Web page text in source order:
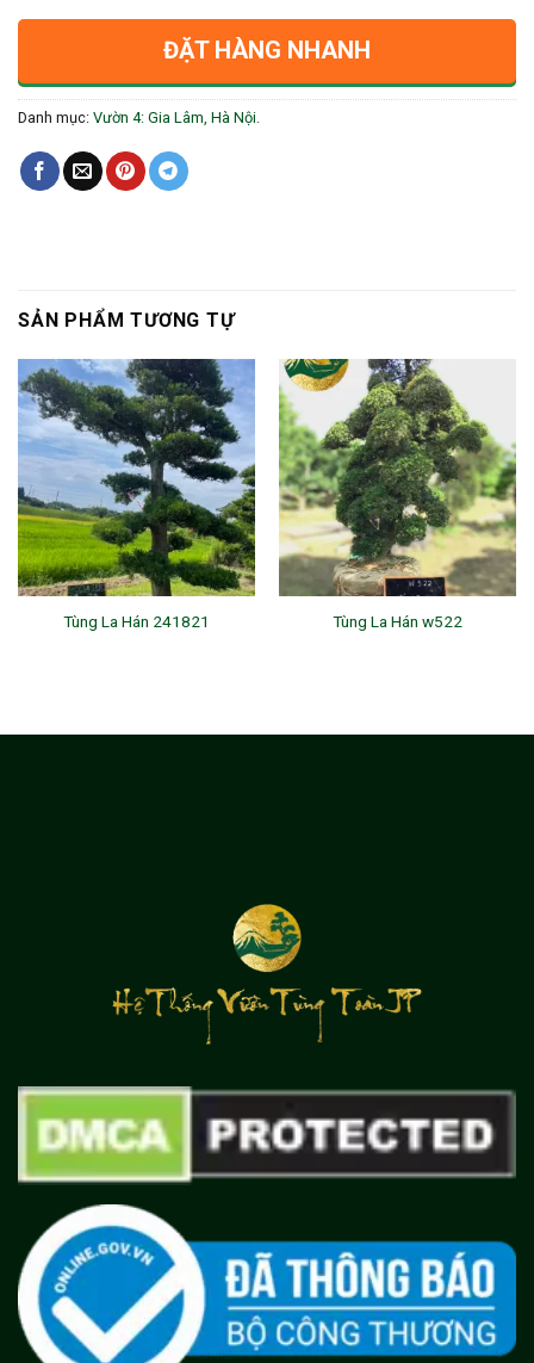
ĐẶT HÀNG NHANH
Danh mục: Vườn 4: Gia Lâm, Hà Nội.
SẢN PHẨM TƯƠNG TỰ
Tùng La Hán 241821 Tùng La Hán w522